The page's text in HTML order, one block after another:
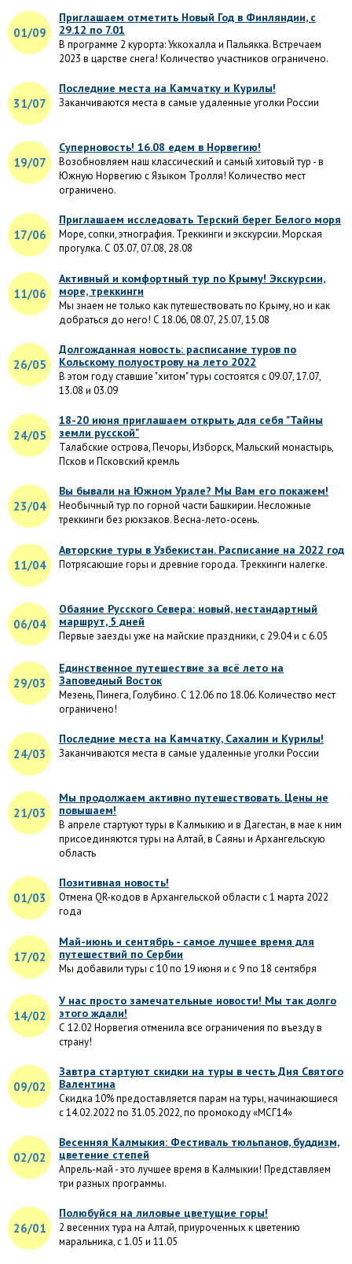
01/09
Приглашаем отметить Новый Год в Финляндии, с
29.12 по 7.01
В программе 2 курорта: Уккохалла и Пальякка. Встречаем
2023 в царстве снега! Количество участников ограничено.
31/07
Последние места на Камчатку и Курилы!
Заканчиваются места в самые удаленные уголки России
19/07
Суперновость! 16.08 едем в Норвегию!
Возобновляем наш классический и самый хитовый тур - в
Южную Норвегию с Языком Тролля! Количество мест
ограничено.
17/06
Приглашаем исследовать Терский берег Белого моря
Море, сопки, этнография. Треккинги и экскурсии. Морская
прогулка. С 03.07, 07.08, 28.08
11/06
Активный и комфортный тур по Крыму! Экскурсии,
море, треккинги
Мы знаем не только как путешествовать по Крыму, но и как
добраться до него! С 18.06, 08.07, 25.07, 15.08
26/05
Долгожданная новость: расписание туров по
Кольскому полуострову на лето 2022
В этом году ставшие "хитом" туры состоятся с 09.07, 17.07,
13.08 и 03.09
24/05
18-20 июня приглашаем открыть для себя "Тайны
земли русской"
Талабские острова, Печоры, Изборск, Мальский монастырь,
Псков и Псковский кремль
23/04
Вы бывали на Южном Урале? Мы Вам его покажем!
Необычный тур по горной части Башкирии. Несложные
треккинги без рюкзаков. Весна-лето-осень.
11/04
Авторские туры в Узбекистан. Расписание на 2022 год
Потрясающие горы и древние города. Треккинги налегке.
06/04
Обаяние Русского Севера: новый, нестандартный
маршрут, 5 дней
Первые заезды уже на майские праздники, с 29.04 и с 6.05
29/03
Единственное путешествие за всё лето на
Заповедный Восток
Мезень, Пинега, Голубино. С 12.06 по 18.06. Количество мест
ограничено!
24/03
Последние места на Камчатку, Сахалин и Курилы!
Заканчиваются места в самые удаленные уголки России
21/03
Мы продолжаем активно путешествовать. Цены не
повышаем!
В апреле стартуют туры в Калмыкию и в Дагестан, в мае к ним
присоединяются туры на Алтай, в Саяны и Архангельскую
область
01/03
Позитивная новость!
Отмена QR-кодов в Архангельской области с 1 марта 2022
года
17/02
Май-июнь и сентябрь - самое лучшее время для
путешествий по Сербии
Мы добавили туры с 10 по 19 июня и с 9 по 18 сентября
14/02
У нас просто замечательные новости! Мы так долго
этого ждали!
С 12.02 Норвегия отменила все ограничения по въезду в
страну!
09/02
Завтра стартуют скидки на туры в честь Дня Святого
Валентина
Скидка 10% предоставляется парам на туры, начинающиеся
с 14.02.2022 по 31.05.2022, по промокоду «МСГ14»
02/02
Весенняя Калмыкия: Фестиваль тюльпанов, буддизм,
цветение степей
Апрель-май - это лучшее время в Калмыкии! Представляем
три разных программы.
26/01
Полюбуйся на лиловые цветущие горы!
2 весенних тура на Алтай, приуроченных к цветению
маральника, с 1.05 и 11.05